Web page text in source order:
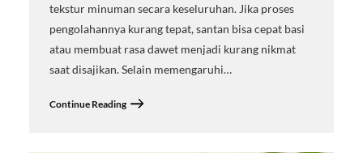
tekstur minuman secara keseluruhan. Jika proses
pengolahannya kurang tepat, santan bisa cepat basi
atau membuat rasa dawet menjadi kurang nikmat
saat disajikan. Selain memengaruhi…
Continue Reading